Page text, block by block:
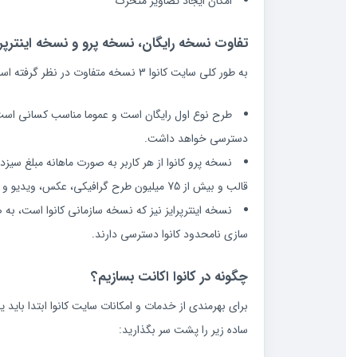
تفاوت نسخه رایگان، نسخه پرو و نسخه
به طور کلی سایت کانوا 3 نسخه متفاوت در نظر گرفته است.
دسترسی خواهد داشت.
قالب و بیش از 75 میلیون طرح گرافیکی، عکس، ویدیو و … دسترسی خواهد داشت.
سازی نامحدود کانوا دسترسی دارند‌.
چگونه در کانوا اکانت بسازیم؟
برای بهرمندی از خدمات و امکانات سایت کانوا ابتدا
ساده زیر را پشت سر بگذارید: